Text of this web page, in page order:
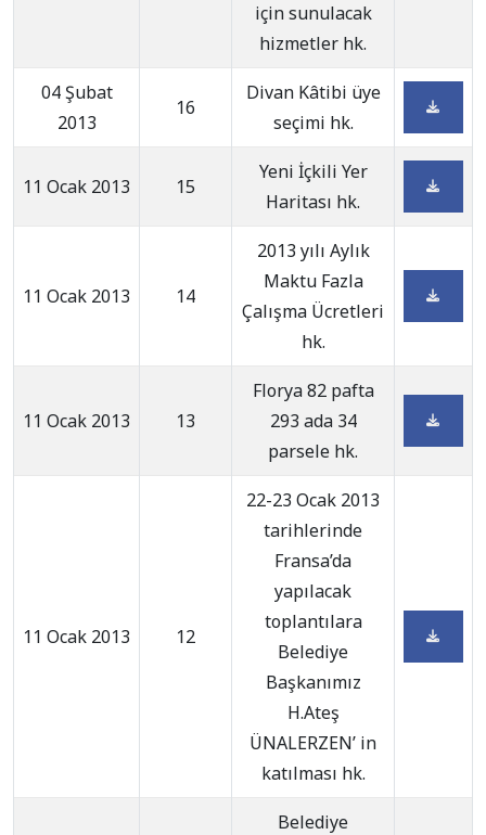
için sunulacak
hizmetler hk.
04 Şubat
2013
16
Divan Kâtibi üye
seçimi hk.
11 Ocak 2013 15
Yeni İçkili Yer
Haritası hk.
11 Ocak 2013 14
2013 yılı Aylık
Maktu Fazla
Çalışma Ücretleri
hk.
11 Ocak 2013 13
Florya 82 pafta
293 ada 34
parsele hk.
11 Ocak 2013 12
22-23 Ocak 2013
tarihlerinde
Fransa’da
yapılacak
toplantılara
Belediye
Başkanımız
H.Ateş
ÜNALERZEN’ in
katılması hk.
Belediye